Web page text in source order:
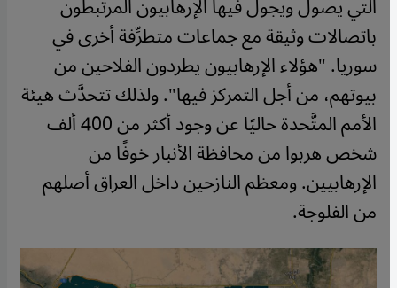
باتصالات وثيقة مع جماعات متطرِّفة أخرى في
سوريا. "هؤلاء الإرهابيون يطردون الفلاحين من
بيوتهم، من أجل التمركز فيها". ولذلك تتحدَّث هيئة
الأمم المتَّحدة حاليًا عن وجود أكثر من 400 ألف
شخص هربوا من محافظة الأنبار خوفًا من
الإرهابيين. ومعظم النازحين داخل العراق أصلهم
من الفلوجة.